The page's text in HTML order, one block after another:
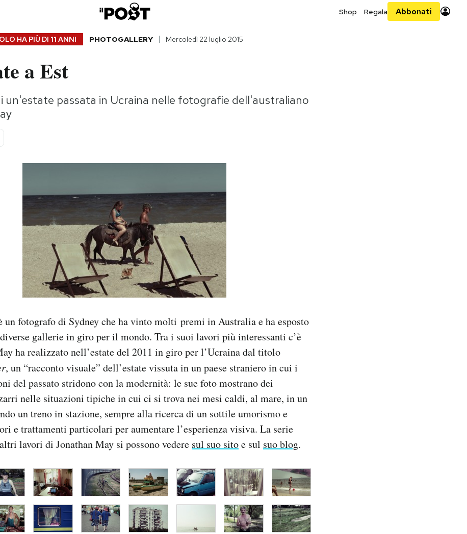
Shop Regala Abbonati
HA PIÙ DI 11 ANNI PHOTOGALLERY Mercoledì 22 luglio 2015
a Est
un'estate passata in Ucraina nelle fotografie dell'australiano
un fotografo di Sydney che ha vinto molti premi in Australia e ha esposto
gallerie in giro per il mondo. Tra i suoi lavori più interessanti c’è
ha realizzato nell’estate del 2011 in giro per l’Ucraina dal titolo
, un “racconto visuale” dell’estate vissuta in un paese straniero in cui i
del passato stridono con la modernità: le sue foto mostrano dei
nelle situazioni tipiche in cui ci si trova nei mesi caldi, al mare, in un
un treno in stazione, sempre alla ricerca di un sottile umorismo e
e trattamenti particolari per aumentare l’esperienza visiva. La serie
lavori di Jonathan May si possono vedere sul suo sitoe sul suo blog.